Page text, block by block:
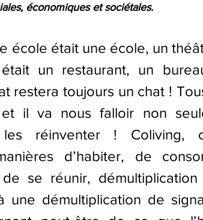
économiques et sociétales.
école était une école, un
un restaurant, un
restera toujours un chat !
il va nous falloir non
réinventer ! Coliving,
d’habiter, de
de se réunir,
une démultiplication de